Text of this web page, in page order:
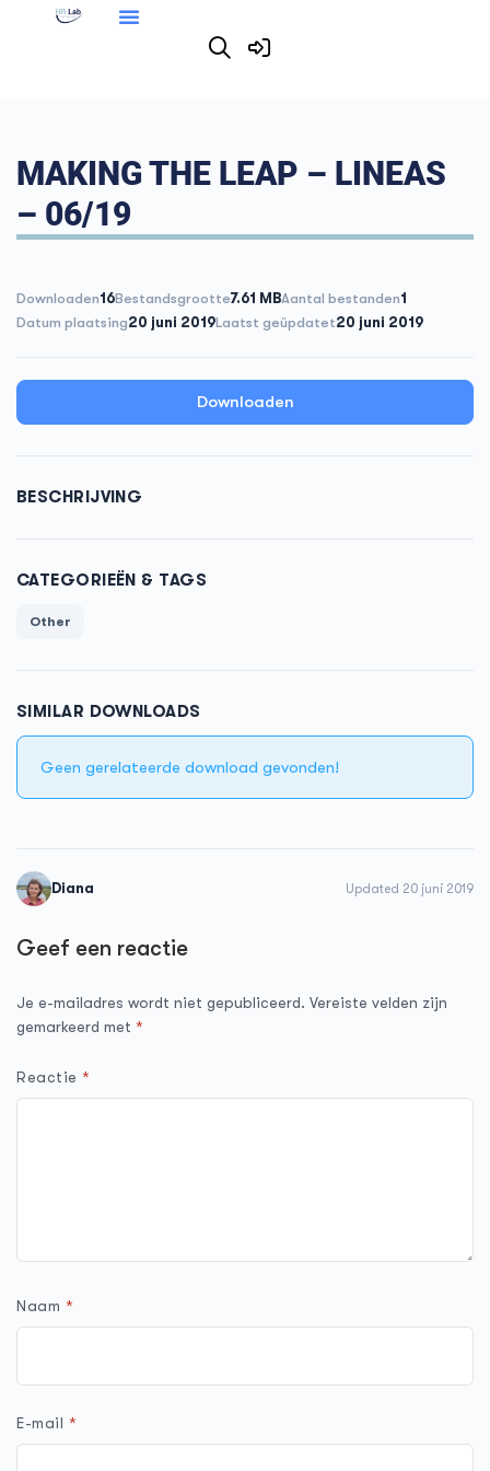
MAKING THE LEAP – LINEAS
– 06/19
Downloaden16Bestandsgrootte7.61 MBAantal bestanden1
Datum plaatsing20 juni 2019Laatst geüpdatet20 juni 2019
Downloaden
BESCHRIJVING
CATEGORIEËN & TAGS
Other
SIMILAR DOWNLOADS
Geen gerelateerde download gevonden!
Diana Updated 20 juni 2019
Geef een reactie
Je e-mailadres wordt niet gepubliceerd. Vereiste velden zijn
gemarkeerd met *
Reactie*
Naam *
E-mail *